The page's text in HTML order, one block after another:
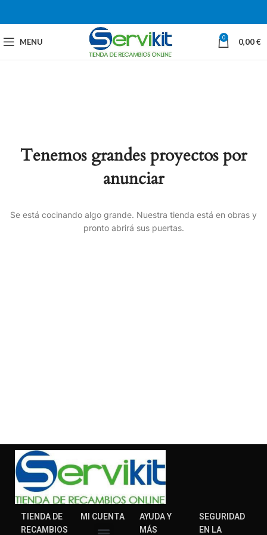
MENU 0 0,00€
Tenemos grandes proyectos por
anunciar
Se está cocinando algo grande. Nuestra tienda está en obras y
pronto abrirá sus puertas.
TIENDA DE
RECAMBIOS
MI CUENTA
AYUDA Y
MÁS
SEGURIDAD
EN LA